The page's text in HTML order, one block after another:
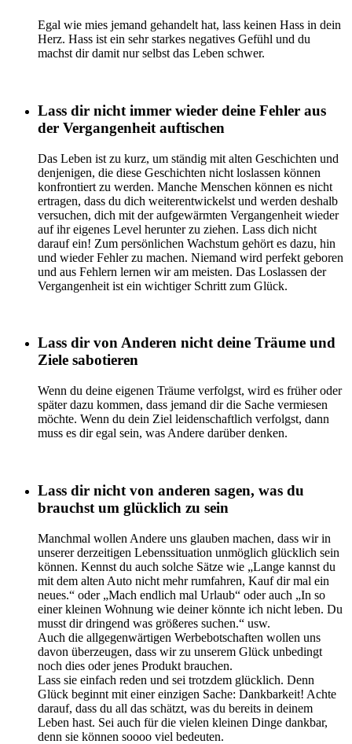
Egal wie mies jemand gehandelt hat, lass keinen Hass in dein
Herz. Hass ist ein sehr starkes negatives Gefühl und du
machst dir damit nur selbst das Leben schwer.
Lass dir nicht immer wieder deine Fehler aus
der Vergangenheit auftischen
Das Leben ist zu kurz, um ständig mit alten Geschichten und
denjenigen, die diese Geschichten nicht loslassen können
konfrontiert zu werden. Manche Menschen können es nicht
ertragen, dass du dich weiterentwickelst und werden deshalb
versuchen, dich mit der aufgewärmten Vergangenheit wieder
auf ihr eigenes Level herunter zu ziehen. Lass dich nicht
darauf ein! Zum persönlichen Wachstum gehört es dazu, hin
und wieder Fehler zu machen. Niemand wird perfekt geboren
und aus Fehlern lernen wir am meisten. Das Loslassen der
Vergangenheit ist ein wichtiger Schritt zum Glück.
Lass dir von Anderen nicht deine Träume und
Ziele sabotieren
Wenn du deine eigenen Träume verfolgst, wird es früher oder
später dazu kommen, dass jemand dir die Sache vermiesen
möchte. Wenn du dein Ziel leidenschaftlich verfolgst, dann
muss es dir egal sein, was Andere darüber denken.
Lass dir nicht von anderen sagen, was du
brauchst um glücklich zu sein
Manchmal wollen Andere uns glauben machen, dass wir in
unserer derzeitigen Lebenssituation unmöglich glücklich sein
können. Kennst du auch solche Sätze wie „Lange kannst du
mit dem alten Auto nicht mehr rumfahren, Kauf dir mal ein
neues.“ oder „Mach endlich mal Urlaub“ oder auch „In so
einer kleinen Wohnung wie deiner könnte ich nicht leben. Du
musst dir dringend was größeres suchen.“ usw.
Auch die allgegenwärtigen Werbebotschaften wollen uns
davon überzeugen, dass wir zu unserem Glück unbedingt
noch dies oder jenes Produkt brauchen.
Lass sie einfach reden und sei trotzdem glücklich. Denn
Glück beginnt mit einer einzigen Sache: Dankbarkeit! Achte
darauf, dass du all das schätzt, was du bereits in deinem
Leben hast. Sei auch für die vielen kleinen Dinge dankbar,
denn sie können soooo viel bedeuten.